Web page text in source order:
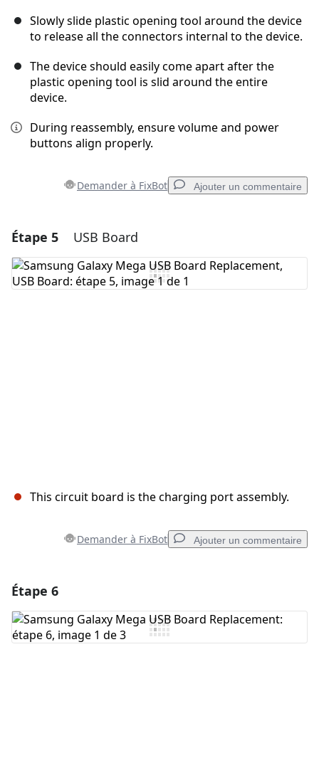
Slowly slide plastic opening tool around the device
to release all the connectors internal to the device.
The device should easily come apart after the
plastic opening tool is slid around the entire
device.
During reassembly, ensure volume and power
buttons align properly.
Demander à FixBot Ajouter un commentaire
Ajouter un commentaire
Ajouter un commentaire
Étape 5 USB Board
This circuit board is the charging port assembly.
Demander à FixBot Ajouter un commentaire
Ajouter un commentaire
Étape 6